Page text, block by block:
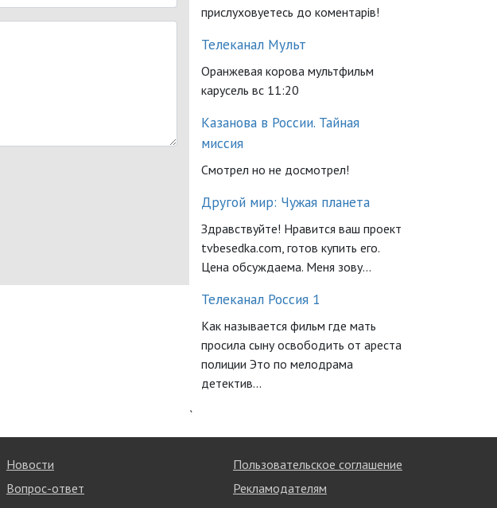
прислуховуетесь до коментарів!
Телеканал Мульт
Оранжевая корова мультфильм
карусель вс 11:20
Казанова в России. Тайная
миссия
Смотрел но не досмотрел!
Другой мир: Чужая планета
Здравствуйте! Нравится ваш проект
tvbesedka.com, готов купить его.
Цена обсуждаема. Меня зову...
Телеканал Россия 1
Как называется фильм где мать
просила сыну освободить от ареста
полиции Это по мелодрама
детектив...
`
Новости
Вопрос-ответ
Пользовательское соглашение
Рекламодателям